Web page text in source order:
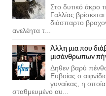
Στο δυτικό άκρο
Γαλλίας
διάσπαρτο
ανελέητα τ...
Άλλη μια που
μισάνθρωπων
Δηθεν βαρύ
Ευβοίας ο
γυναίκας, η
σταθμευμένο αυ...